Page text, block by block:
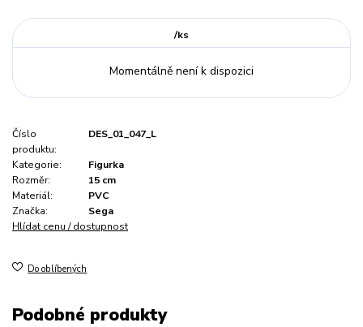
/ks
Momentálně není k dispozici
Číslo
produktu:
DES_01_047_L
Kategorie:
Figurka
Rozměr:
15 cm
Materiál:
PVC
Značka:
Sega
Hlídat cenu / dostupnost
Do oblíbených
Podobné produkty